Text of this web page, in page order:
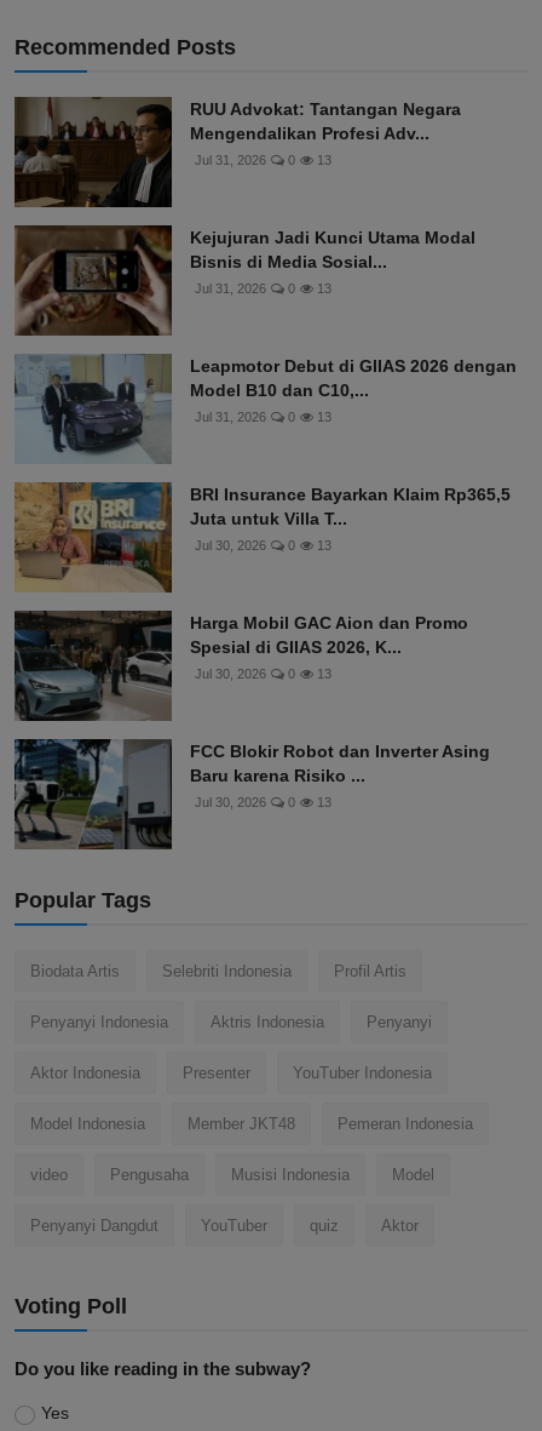
Recommended Posts
RUU Advokat: Tantangan Negara
Mengendalikan Profesi Adv...
Jul 31, 2026 0 13
Kejujuran Jadi Kunci Utama Modal
Bisnis di Media Sosial...
Jul 31, 2026 0 13
Leapmotor Debut di GIIAS 2026 dengan
Model B10 dan C10,...
Jul 31, 2026 0 13
BRI Insurance Bayarkan Klaim Rp365,5
Juta untuk Villa T...
Jul 30, 2026 0 13
Harga Mobil GAC Aion dan Promo
Spesial di GIIAS 2026, K...
Jul 30, 2026 0 13
FCC Blokir Robot dan Inverter Asing
Baru karena Risiko ...
Jul 30, 2026 0 13
Popular Tags
Biodata Artis Selebriti Indonesia Profil Artis
Penyanyi Indonesia Aktris Indonesia Penyanyi
Aktor Indonesia Presenter YouTuber Indonesia
Model Indonesia Member JKT48 Pemeran Indonesia
video Pengusaha Musisi Indonesia Model
Penyanyi Dangdut YouTuber quiz Aktor
Voting Poll
Do you like reading in the subway?
Yes